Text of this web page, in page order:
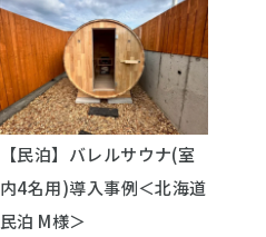
【民泊】バレルサウナ(室
内4名用)導入事例＜北海道
民泊 M様＞